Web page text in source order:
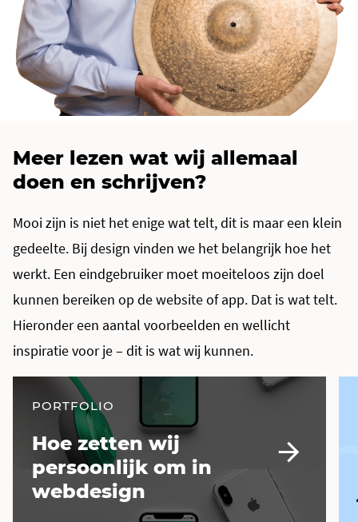
Meer lezen wat wij allemaal
doen en schrijven?
Mooi zijn is niet het enige wat telt, dit is maar een klein
gedeelte. Bij design vinden we het belangrijk hoe het
werkt. Een eindgebruiker moet moeiteloos zijn doel
kunnen bereiken op de website of app. Dat is wat telt.
Hieronder een aantal voorbeelden en wellicht
inspiratie voor je – dit is wat wij kunnen.
PORTFOLIO
Hoe zetten wij
persoonlijk om in
webdesign